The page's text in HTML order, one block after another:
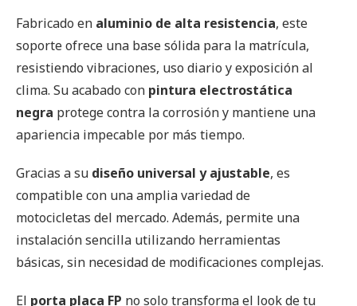
Fabricado en aluminio de alta resistencia, este
soporte ofrece una base sólida para la matrícula,
resistiendo vibraciones, uso diario y exposición al
clima. Su acabado con pintura electrostática
negra protege contra la corrosión y mantiene una
apariencia impecable por más tiempo.
Gracias a su diseño universal y ajustable, es
compatible con una amplia variedad de
motocicletas del mercado. Además, permite una
instalación sencilla utilizando herramientas
básicas, sin necesidad de modificaciones complejas.
El porta placa FP no solo transforma el look de tu